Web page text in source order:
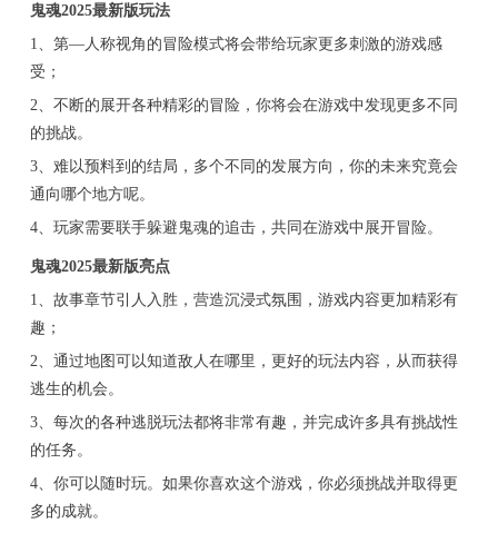
鬼魂2025最新版玩法
1、第—人称视角的冒险模式将会带给玩家更多刺激的游戏感
受；
2、不断的展开各种精彩的冒险，你将会在游戏中发现更多不同
的挑战。
3、难以预料到的结局，多个不同的发展方向，你的未来究竟会
通向哪个地方呢。
4、玩家需要联手躲避鬼魂的追击，共同在游戏中展开冒险。
鬼魂2025最新版亮点
1、故事章节引人入胜，营造沉浸式氛围，游戏内容更加精彩有
趣；
2、通过地图可以知道敌人在哪里，更好的玩法内容，从而获得
逃生的机会。
3、每次的各种逃脱玩法都将非常有趣，并完成许多具有挑战性
的任务。
4、你可以随时玩。如果你喜欢这个游戏，你必须挑战并取得更
多的成就。